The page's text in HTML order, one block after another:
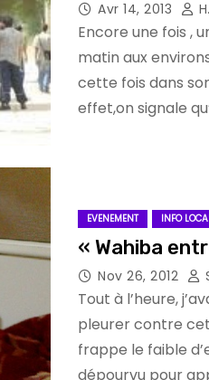
Avr 14, 2013
Encore une fois ,
matin aux
cette fois dans
effet,on signale
EVENEMENT INFO
« Wahiba
Nov 26, 2012
Tout à l’heure,
pleurer contre
frappe le faible
dépourvu pour